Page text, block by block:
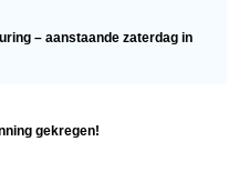
– aanstaande zaterdag in
gekregen!